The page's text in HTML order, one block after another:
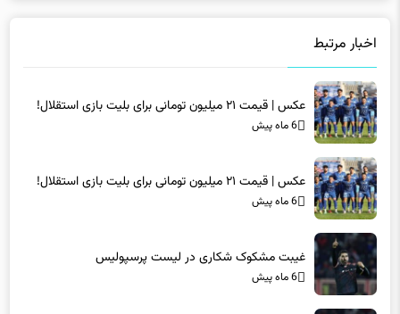
اخبار مرتبط
عکس | قیمت ۲۱ میلیون تومانی برای بلیت بازی استقلال!
6 ماه پیش
عکس | قیمت ۲۱ میلیون تومانی برای بلیت بازی استقلال!
6 ماه پیش
غیبت مشکوک شکاری در لیست پرسپولیس
6 ماه پیش